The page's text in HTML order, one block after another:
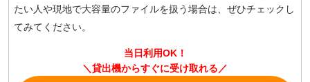
たい人や現地で大容量のファイルを扱う場合は、ぜひチェックし
てみてください。
当日利用OK！
＼貸出機からすぐに受け取れる／